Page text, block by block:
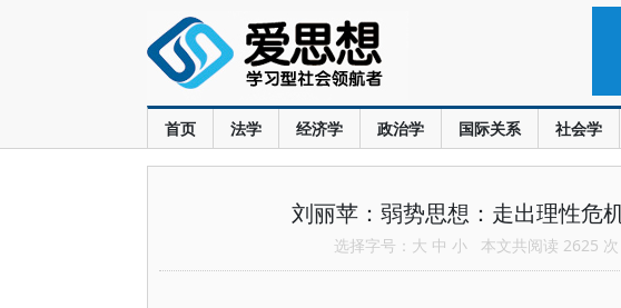
首页 法学 经济学 政治学 国际关系 社会学
刘丽苹：弱势思想：走出理性危
选择字号： 大 中 小 本文共阅读 2625